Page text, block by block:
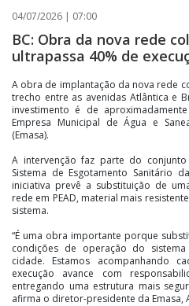
04/07/2026 | 07:00
BC: Obra da nova rede
ultrapassa 40% de
A obra de implantação da nova rede
trecho entre as avenidas Atlântica e
investimento é de
Empresa Municipal de Água e
(Emasa).
A intervenção faz parte do
Sistema de Esgotamento Sanitário
iniciativa prevê a substituição de
rede em PEAD, material mais
sistema.
“É uma obra importante porque
condições de operação do
cidade. Estamos acompanhando
execução avance com
entregando uma estrutura mais
afirma o diretor-presidente da Emasa,